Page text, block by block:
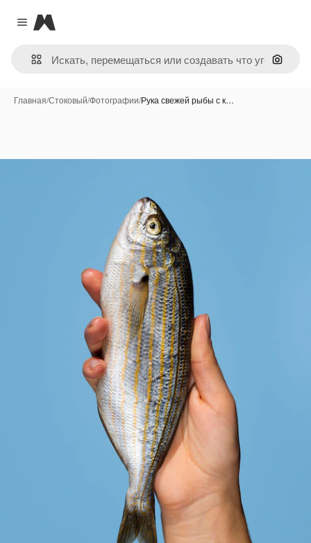
Close menu
Magnific
Поиск
Главная/Стоковый/Фотографии/Рука свежей рыбы с к…